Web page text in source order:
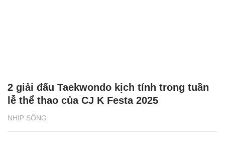
NHỊP SỐNG
2 giải đấu Taekwondo kịch tính trong tuần
lễ thể thao của CJ K Festa 2025